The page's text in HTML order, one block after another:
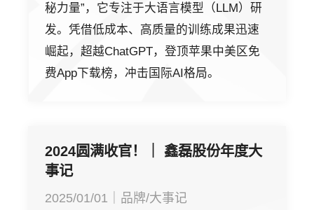
秘力量”，它专注于大语言模型（LLM）研
发。凭借低成本、高质量的训练成果迅速
崛起，超越ChatGPT，登顶苹果中美区免
费App下载榜，冲击国际AI格局。
2024圆满收官！｜ 鑫磊股份年度大
事记
2025/01/01｜品牌/大事记